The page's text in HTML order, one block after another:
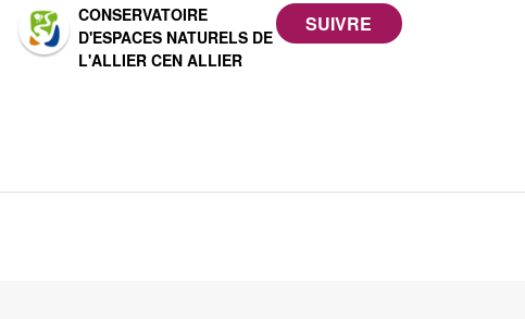
CONSERVATOIRE
D'ESPACES NATURELS DE
L'ALLIER CEN ALLIER